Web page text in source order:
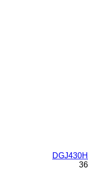
DGJ430H
36